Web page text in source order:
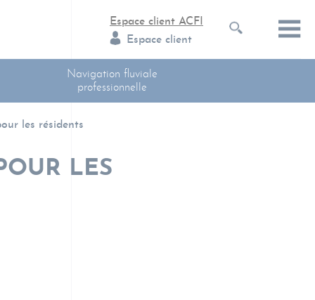
Espace client ACFI
Espace client
Navigation fluviale
professionnelle
les résidents
LES